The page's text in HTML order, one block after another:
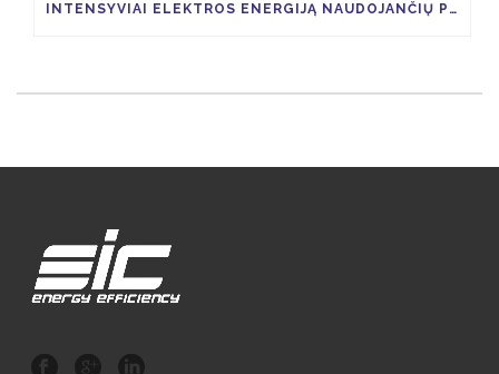
INTENSYVIAI ELEKTROS ENERGIJĄ NAUDOJANČIŲ PRAMONĖS ŠAKŲ ĮMONĖS, GALĖTŲ SUSIGRĄŽINTI 85 PROCENTUS VIAP KAINOS